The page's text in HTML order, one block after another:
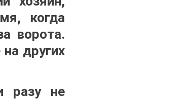
когда
ворота.
других
разу не